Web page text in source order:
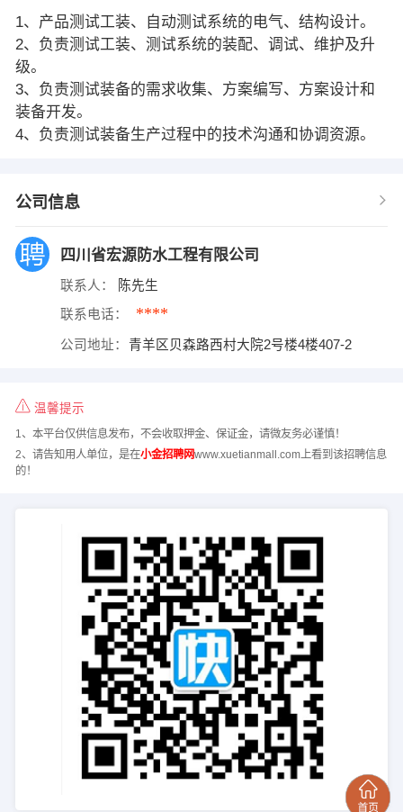
1、产品测试工装、自动测试系统的电气、结构设计。
2、负责测试工装、测试系统的装配、调试、维护及升
级。
3、负责测试装备的需求收集、方案编写、方案设计和
装备开发。
4、负责测试装备生产过程中的技术沟通和协调资源。
公司信息
四川省宏源防水工程有限公司
联系人： 陈先生
联系电话： ****
公司地址： 青羊区贝森路西村大院2号楼4楼407-2
温馨提示
1、本平台仅供信息发布，不会收取押金、保证金，请微友务必谨慎！
2、请告知用人单位，是在小金招聘网www.xuetianmall.com上看到该招聘信息
的！